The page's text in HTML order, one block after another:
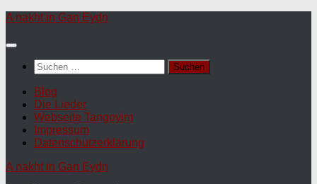
A nakht in Gan Eydn
Suchen
nach:
Blog
Die Lieder
Webseite Tangoyim
Impressum
Datenschutzerklärung
A nakht in Gan Eydn